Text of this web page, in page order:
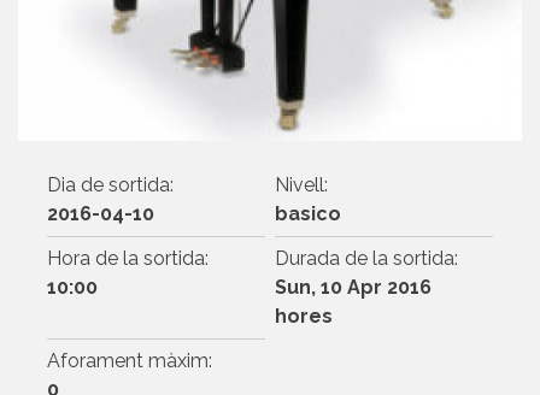
Dia de sortida:
2016-04-10
Nivell:
basico
Hora de la sortida:
10:00
Durada de la sortida:
Sun, 10 Apr 2016
hores
Aforament màxim:
0